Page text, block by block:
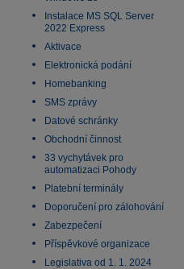
Instalace MS SQL Server
2022 Express
Aktivace
Elektronická podání
Homebanking
SMS zprávy
Datové schránky
Obchodní činnost
33 vychytávek pro
automatizaci Pohody
Platební terminály
Doporučení pro zálohování
Zabezpečení
Příspěvkové organizace
Legislativa od 1. 1. 2024